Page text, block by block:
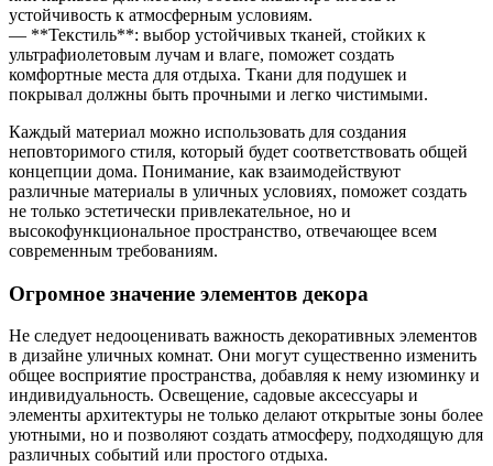
устойчивость к атмосферным условиям.
— **Текстиль**: выбор устойчивых тканей, стойких к
ультрафиолетовым лучам и влаге, поможет создать
комфортные места для отдыха. Ткани для подушек и
покрывал должны быть прочными и легко чистимыми.
Каждый материал можно использовать для создания
неповторимого стиля, который будет соответствовать общей
концепции дома. Понимание, как взаимодействуют
различные материалы в уличных условиях, поможет создать
не только эстетически привлекательное, но и
высокофункциональное пространство, отвечающее всем
современным требованиям.
Огромное значение элементов декора
Не следует недооценивать важность декоративных элементов
в дизайне уличных комнат. Они могут существенно изменить
общее восприятие пространства, добавляя к нему изюминку и
индивидуальность. Освещение, садовые аксессуары и
элементы архитектуры не только делают открытые зоны более
уютными, но и позволяют создать атмосферу, подходящую для
различных событий или простого отдыха.